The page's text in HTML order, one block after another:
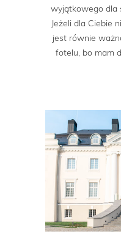
wyjątkowego dla
Jeżeli dla Ciebie
jest równie
fotelu, bo mam